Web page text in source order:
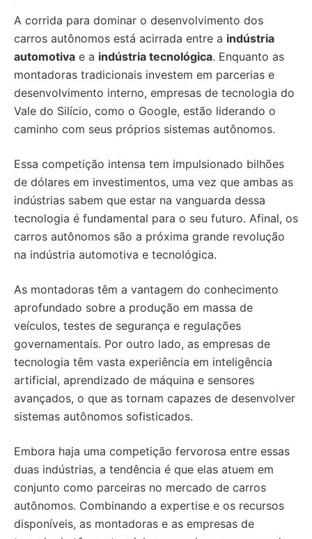
A corrida para dominar o desenvolvimento dos
carros autônomos está acirrada entre a indústria
automotiva e a indústria tecnológica. Enquanto as
montadoras tradicionais investem em parcerias e
desenvolvimento interno, empresas de tecnologia do
Vale do Silício, como o Google, estão liderando o
caminho com seus próprios sistemas autônomos.
Essa competição intensa tem impulsionado bilhões
de dólares em investimentos, uma vez que ambas as
indústrias sabem que estar na vanguarda dessa
tecnologia é fundamental para o seu futuro. Afinal, os
carros autônomos são a próxima grande revolução
na indústria automotiva e tecnológica.
As montadoras têm a vantagem do conhecimento
aprofundado sobre a produção em massa de
veículos, testes de segurança e regulações
governamentais. Por outro lado, as empresas de
tecnologia têm vasta experiência em inteligência
artificial, aprendizado de máquina e sensores
avançados, o que as tornam capazes de desenvolver
sistemas autônomos sofisticados.
Embora haja uma competição fervorosa entre essas
duas indústrias, a tendência é que elas atuem em
conjunto como parceiras no mercado de carros
autônomos. Combinando a expertise e os recursos
disponíveis, as montadoras e as empresas de